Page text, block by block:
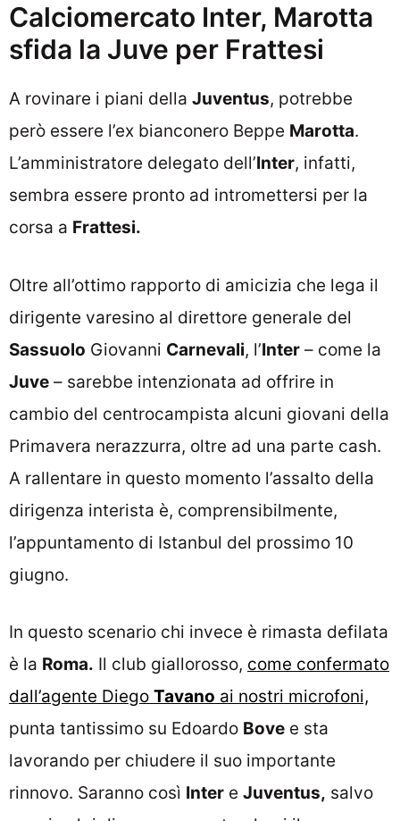
Calciomercato Inter, Marotta
sfida la Juve per Frattesi
A rovinare i piani della Juventus, potrebbe
però essere l’ex bianconero Beppe Marotta.
L’amministratore delegato dell’Inter, infatti,
sembra essere pronto ad intromettersi per la
corsa a Frattesi.
Oltre all’ottimo rapporto di amicizia che lega il
dirigente varesino al direttore generale del
Sassuolo Giovanni Carnevali, l’Inter – come la
Juve – sarebbe intenzionata ad offrire in
cambio del centrocampista alcuni giovani della
Primavera nerazzurra, oltre ad una parte cash.
A rallentare in questo momento l’assalto della
dirigenza interista è, comprensibilmente,
l’appuntamento di Istanbul del prossimo 10
giugno.
In questo scenario chi invece è rimasta defilata
è la Roma. Il club giallorosso, come confermato
dall’agente Diego Tavano ai nostri microfoni,
punta tantissimo su Edoardo Bove e sta
lavorando per chiudere il suo importante
rinnovo. Saranno così Inter e Juventus, salvo